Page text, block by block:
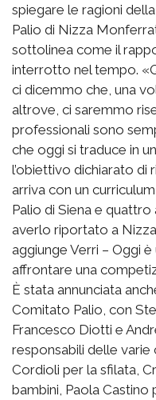
spiegare le ragioni
Palio di Nizza
sottolinea come il
interrotto nel tempo.
ci dicemmo che, una
altrove, ci saremmo
professionali sono
che oggi si traduce in
l’obiettivo dichiarato di
arriva con un
Palio di Siena e
averlo riportato a
aggiunge Verri – Oggi
affrontare una
È stata annunciata
Comitato Palio, con
Francesco Diotti e
responsabili delle varie
Cordioli per la sfilata,
bambini, Paola Castino